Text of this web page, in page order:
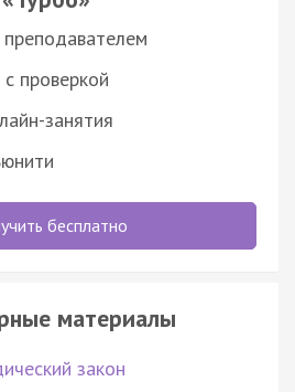
проверкой
занятия
бесплатно
материалы
закон